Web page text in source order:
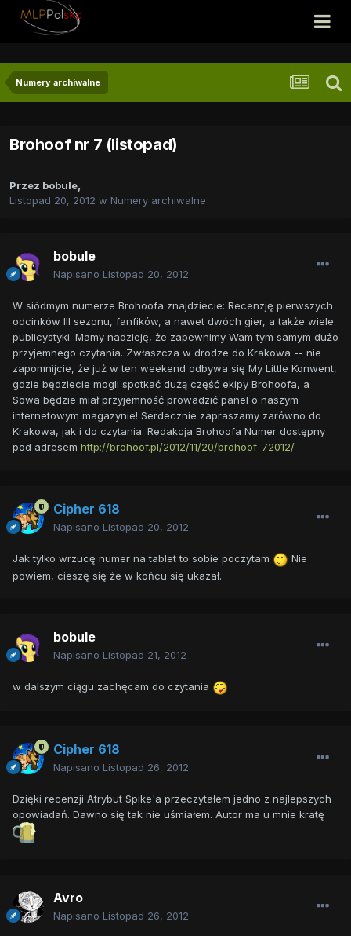
Numery archiwalne
Brohoof nr 7 (listopad)
Przez bobule,
Listopad 20, 2012 w Numery archiwalne
bobule
Napisano Listopad 20, 2012
W siódmym numerze Brohoofa znajdziecie: Recenzję pierwszych
odcinków III sezonu, fanfików, a nawet dwóch gier, a także wiele
publicystyki. Mamy nadzieję, że zapewnimy Wam tym samym dużo
przyjemnego czytania. Zwłaszcza w drodze do Krakowa -- nie
zapomnijcie, że już w ten weekend odbywa się My Little Konwent,
gdzie będziecie mogli spotkać dużą część ekipy Brohoofa, a
Sowa będzie miał przyjemność prowadzić panel o naszym
internetowym magazynie! Serdecznie zapraszamy zarówno do
Krakowa, jak i do czytania. Redakcja Brohoofa Numer dostępny
pod adresem http://brohoof.pl/2012/11/20/brohoof-72012/
Cipher 618
Napisano Listopad 20, 2012
Jak tylko wrzucę numer na tablet to sobie poczytam
Nie
powiem, cieszę się że w końcu się ukazał.
bobule
Napisano Listopad 21, 2012
w dalszym ciągu zachęcam do czytania
Cipher 618
Napisano Listopad 26, 2012
Dzięki recenzji Atrybut Spike'a przeczytałem jedno z najlepszych
opowiadań. Dawno się tak nie uśmiałem. Autor ma u mnie kratę
Avro
Napisano Listopad 26, 2012